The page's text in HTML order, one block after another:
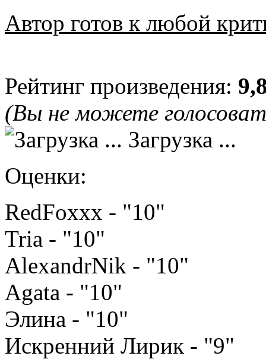
Автор готов к любой
Рейтинг произведения:
(Вы не можете
Загрузка ...
Оценки:
RedFoxxx - "10"
Tria - "10"
AlexandrNik - "10"
Agata - "10"
Элина - "10"
Искренний Лирик - "9"